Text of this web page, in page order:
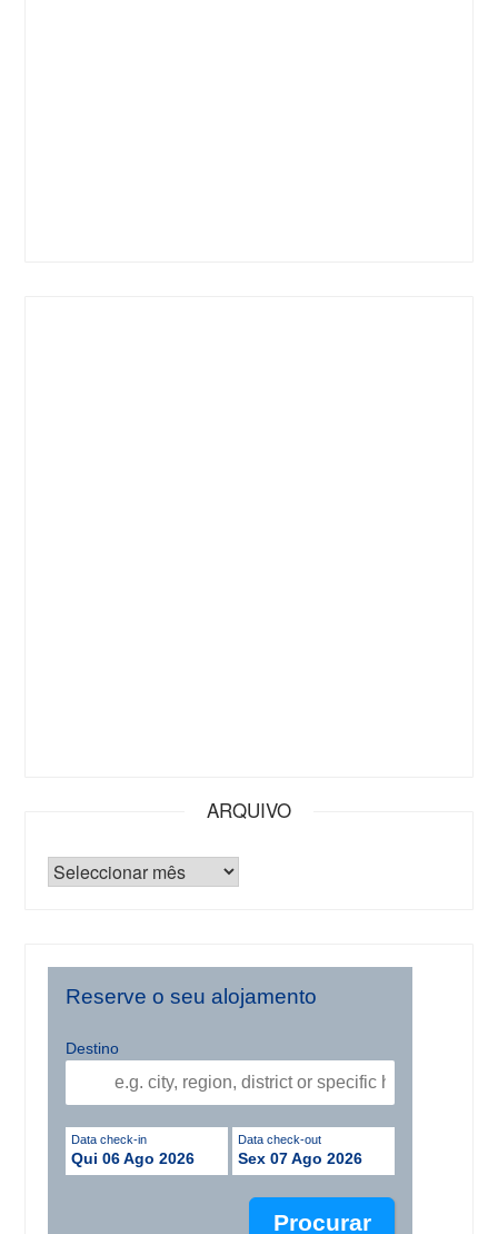
ARQUIVO
Reserve o seu alojamento
Destino
Data check-in
Qui 06 Ago 2026
Data check-out
Sex 07 Ago 2026